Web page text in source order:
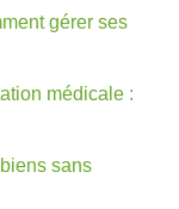
gérer ses
médicale :
sans